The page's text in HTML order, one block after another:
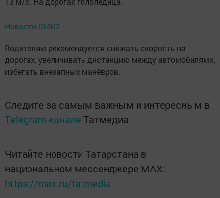
Новости СМИ2
Водителям рекомендуется снижать скорость на
дорогах, увеличивать дистанцию между автомобилями,
избегать внезапных манёвров.
Следите за самым важным и интересным в
Telegram-канале Татмедиа
Читайте новости Татарстана в
национальном мессенджере MАХ:
https://max.ru/tatmedia